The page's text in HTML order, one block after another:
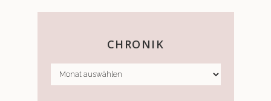
CHRONIK
CHRONIK